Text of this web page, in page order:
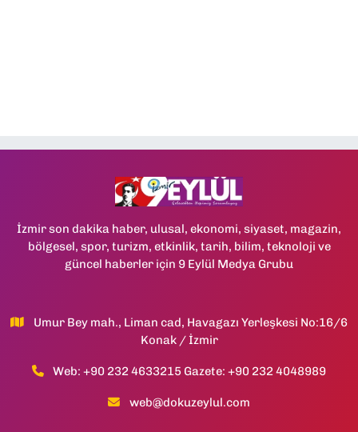
İzmir son dakika haber, ulusal, ekonomi, siyaset, magazin,
bölgesel, spor, turizm, etkinlik, tarih, bilim, teknoloji ve
güncel haberler için 9 Eylül Medya Grubu
Umur Bey mah., Liman cad, Havagazı Yerleşkesi No:16/6
Konak / İzmir
Web: +90 232 4633215 Gazete: +90 232 4048989
web@dokuzeylul.com